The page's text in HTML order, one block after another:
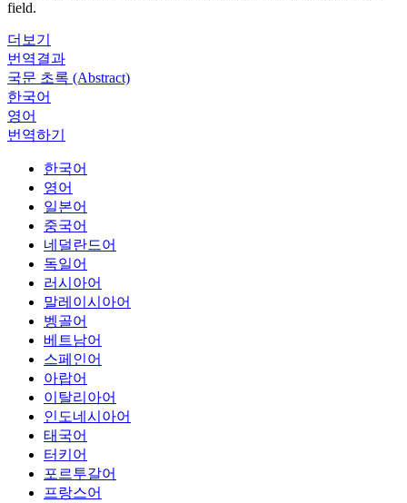
field.
더보기
번역결과
국문 초록 (Abstract)
한국어
영어
번역하기
한국어
영어
일본어
중국어
네덜란드어
독일어
러시아어
말레이시아어
벵골어
베트남어
스페인어
아랍어
이탈리아어
인도네시아어
태국어
터키어
포르투갈어
프랑스어